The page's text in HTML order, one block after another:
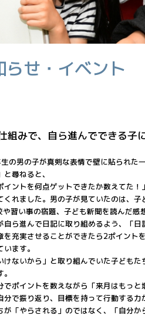
らせ・イベント
組みで、自ら進んでできる子
の男の子が真剣な表情で壁に貼られた
尋ねると、
イントを何点ゲットできたか数えてた！」
くれました。男の子が見ていたのは、
習い事の宿題、子ども新聞を読んだ
自ら進んで日記に取り組めるよう、「
を充実させることができたら2ポイント
ます。
けないから」と取り組んでいた子ども
でポイントを数えながら「来月はもっ
分で振り返り、目標を持って行動する力
「やらされる」のではなく、「自分